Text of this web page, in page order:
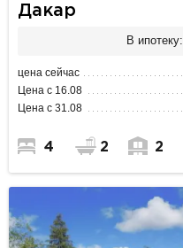
Дакар
В ипотеку:
цена сейчас
Цена с 16.08
Цена с 31.08
4 2 2